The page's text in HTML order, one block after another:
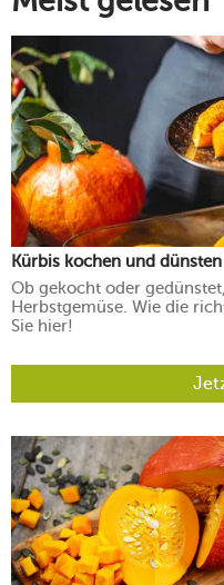
Kürbis kochen und dünsten
Ob gekocht oder
Herbstgemüse. Wie die
Sie hier!